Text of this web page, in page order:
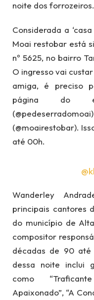
noite dos forrozeiros.
Considerada a
Moai restobar está
nº 5625, no bairro
O ingresso vai
amiga, é preciso
página do
(@moairestobar).
até 00h.
Wanderley
principais cantores
do município de
compositor
décadas de 90
dessa noite inclui
como
Apaixonado”, “A